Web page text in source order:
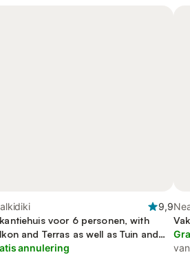
9,9
voor 6 personen, with
and Terras as well as Tuin and
annulering